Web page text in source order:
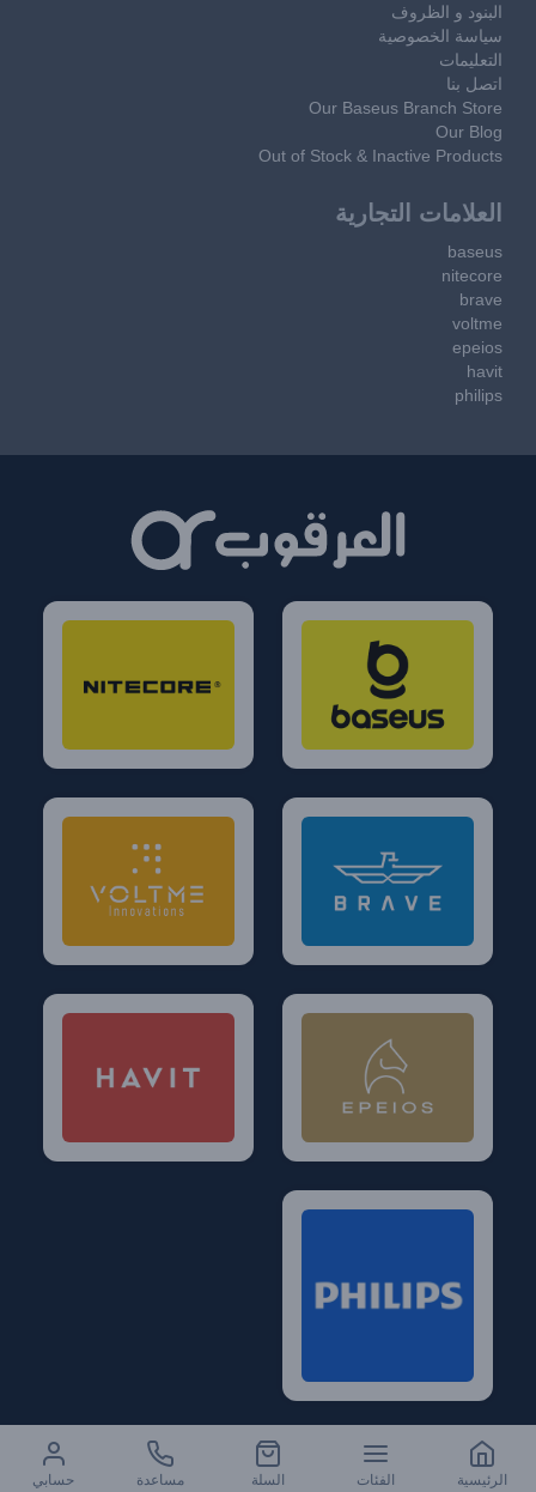
الرئيسية الفئات السلة مساعدة حسابي
البنود و الظروف
سياسة الخصوصية
التعليمات
اتصل بنا
Our Baseus Branch Store
Our Blog
Out of Stock & Inactive Products
العلامات التجارية
baseus
nitecore
brave
voltme
epeios
havit
philips